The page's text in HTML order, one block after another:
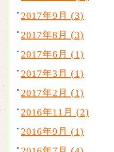
2017年9月 (3)
2017年8月 (3)
2017年6月 (1)
2017年3月 (1)
2017年2月 (1)
2016年11月 (2)
2016年9月 (1)